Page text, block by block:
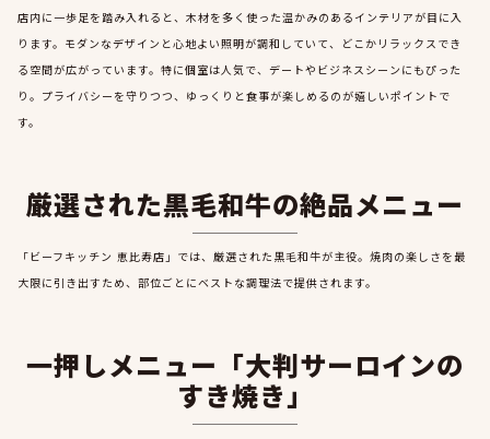
店内に一歩足を踏み入れると、木材を多く使った温かみのあるインテリアが目に入
ります。モダンなデザインと心地よい照明が調和していて、どこかリラックスでき
る空間が広がっています。特に個室は人気で、デートやビジネスシーンにもぴった
り。プライバシーを守りつつ、ゆっくりと食事が楽しめるのが嬉しいポイントで
す。
厳選された黒毛和牛の絶品メニュー
「ビーフキッチン 恵比寿店」では、厳選された黒毛和牛が主役。焼肉の楽しさを最
大限に引き出すため、部位ごとにベストな調理法で提供されます。
一押しメニュー「大判サーロインの
すき焼き」